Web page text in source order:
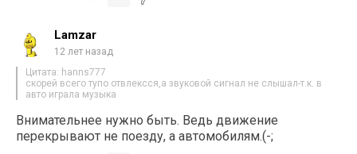
Lamzar
12 лет назад
Цитата: hanns777
скорей всего тупо отвлексся,а звуковой сигнал не слышал-т.к. в
авто играла музыка
Внимательнее нужно быть. Ведь движение
перекрывают не поезду, а автомобилям.(-;